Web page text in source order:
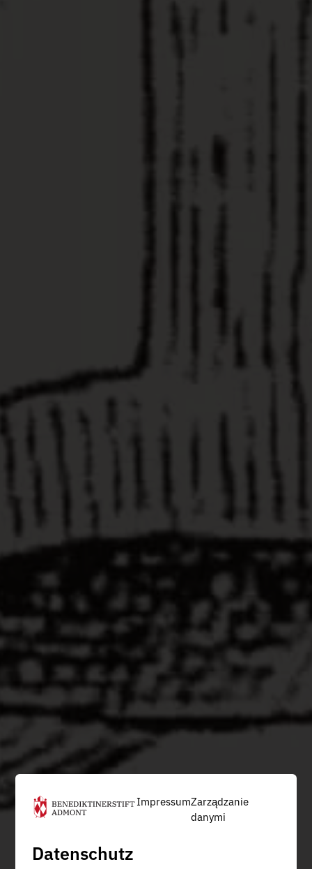
ImpressumZarządzanie
danymi
Datenschutz